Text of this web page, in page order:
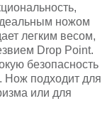
ножом
легким весом,
Drop Point.
безопасность
Нож подходит для
или для